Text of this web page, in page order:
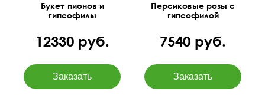
Букет пионов и
гипсофилы
12330 руб.
Персиковые розы с
гипсофилой
7540 руб.